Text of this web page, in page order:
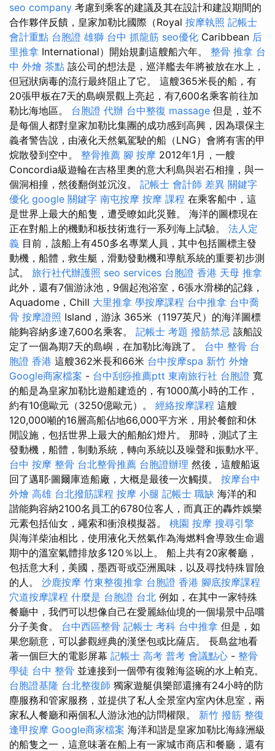
seo company 考慮到乘客的建議及其在設計和建設期間的
合作夥伴反饋，皇家加勒比國際（Royal 按摩執照 記帳士
會計重點 台胞證 雄獅 台中 抓龍筋 seo優化 Caribbean 后
里推拿 International）開始規劃這艘船六年。 整骨 推拿 台
中 外燴 茶點 該公司的想法是，巡洋艦去年將被放在水上，
但冠狀病毒的流行最終阻止了它。 這艘365米長的船，有
20張甲板在7天的島嶼景觀上亮起，有7,600名乘客前往加
勒比海地區。 台胞證 代辦 台中整復 massage 但是，並不
是每個人都對皇家加勒比集團的成功感到高興，因為環保主
義者警告說，由液化天然氣駕駛的船（LNG）會將有害的甲
烷散發到空中。 整骨推薦 腳 按摩 2012年1月，一艘
Concordia級遊輪在吉格里奧的意大利島與岩石相撞，與一
個洞相撞，然後翻倒並沉沒。 記帳士 會計師 差異 關鍵字
優化 google 關鍵字 南屯按摩 按摩 課程 在乘客船中，這
是世界上最大的船隻，遭受瞭如此災難。 海洋的圖標現在
正在對船上的機動和板技術進行一系列海上試驗。 法人定
義 目前，該船上有450多名專業人員，其中包括圖標主發
動機，船體，救生艇，滑動發動機和導航系統的重要初步測
試。 旅行社代辦護照 seo services 台胞證 香港 天母 推拿
此外，還有7個游泳池，9個起泡浴室，6張水滑梯的記錄，
Aquadome，Chill 大里推拿 學按摩課程 台中推拿 台中喬
骨 按摩證照 Island，游泳 365米（1197英尺）的海洋圖標
能夠容納多達7,600名乘客。 記帳士 考題 撥筋禁忌 該船設
定了一個為期7天的島嶼，在加勒比海跳了。 台中 整骨 台
胞證 香港 這艘362米長和66米 台中按摩spa 新竹 外燴
Google商家檔案 - 台中刮痧推薦ptt 東南旅行社 台胞證 寬
的船是為皇家加勒比遊船建造的，有1000萬小時的工作，
約有10億歐元（3250億歐元）。 經絡按摩課程 這艘
120,000噸的16層高船佔地66,000平方米，用於餐館和休
閒設施，包括世界上最大的船舶幻燈片。 那時，測試了主
發動機，船體，制動系統，轉向系統以及噪聲和振動水平。
台中 按摩 整骨 台北整骨推薦 台胞證辦理 然後，這艘船返
回了邁耶·圖爾庫造船廠，大概是最後一次觸摸。 按摩台中
外燴 高雄 台北撥筋課程 按摩 小腿 記帳士 職缺 海洋的和
諧能夠容納2100名員工的6780位客人，而真正的轟炸娛樂
元素包括仙女，繩索和衝浪模擬器。 桃園 按摩 搜尋引擎
與海洋柴油相比，使用液化天然氣作為海燃料會導致生命週
期中的溫室氣體排放多120％以上。 船上共有20家餐廳，
包括意大利，美國，墨西哥或亞洲風味，以及尋找特殊冒險
的人。 沙鹿按摩 竹東整復推拿 台胞證 香港 腳底按摩課程
穴道按摩課程 什麼是 台胞證 台北 例如，在其中一家特殊
餐廳中，我們可以想像自己在愛麗絲仙境的一個場景中品嚐
分子美食。 台中西區整骨 記帳士 考科 台中推拿 但是，如
果您願意，可以參觀經典的漢堡包或比薩店。 長島盆地看
著一個巨大的電影屏幕 記帳士 高考 普考 會議點心 - 整骨
學徒 台中 整骨 並連接到一個帶有復雜海盜碗的水上帕克。
台胞證基隆 台北整復師 獨家遊艇俱樂部還擁有24小時的防
塵服務和管家服務，並提供了私人全景室內室內休息室，兩
家私人餐廳和兩個私人游泳池的訪問權限。 新竹 撥筋 整復
逢甲按摩 Google商家檔案 海洋和諧是皇家加勒比海綠洲級
的船隻之一，這意味著在船上有一家城市商店和餐廳，還有